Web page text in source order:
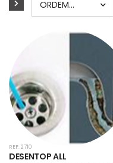
REF: 2710
DESENTOP ALL